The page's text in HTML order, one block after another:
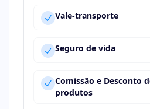
Vale-transporte
Seguro de vida
Comissão e Desconto
produtos